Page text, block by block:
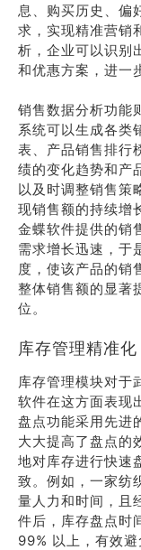
息、购买历史、偏
求，实现精准营销
析，企业可以识别
和优惠方案，进一
销售数据分析功能
系统可以生成各类
表、产品销售排行
绩的变化趋势和产
以及时调整销售策
现销售额的持续增
金蝶软件提供的销
需求增长迅速，于
度，使该产品的销
整体销售额的显著
位。
库存管理精准化
库存管理模块对于
软件在这方面表现
盘点功能采用先进
大大提高了盘点的
地对库存进行快速
致。例如，一家纺
量人力和时间，且
件后，库存盘点时
99% 以上，有效